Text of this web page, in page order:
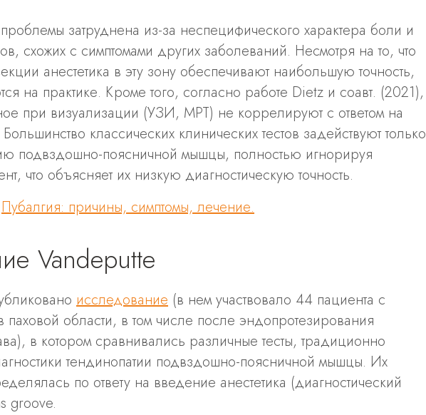
затруднена из-за неспецифического характера боли и
схожих с симптомами других заболеваний. Несмотря на то, что
анестетика в эту зону обеспечивают наибольшую точность,
на практике. Кроме того, согласно работе Dietz и соавт. (2021),
при визуализации (УЗИ, МРТ) не коррелируют с ответом на
классических клинических тестов задействуют только
подвздошно-поясничной мышцы, полностью игнорируя
что объясняет их низкую диагностическую точность.
Пубалгия: причины, симптомы, лечение.
Vandeputte
исследование (в нем участвовало 44 пациента с
области, в том числе после эндопротезирования
в котором сравнивались различные тесты, традиционно
тендинопатии подвздошно-поясничной мышцы. Их
по ответу на введение анестетика (диагностический
groove.